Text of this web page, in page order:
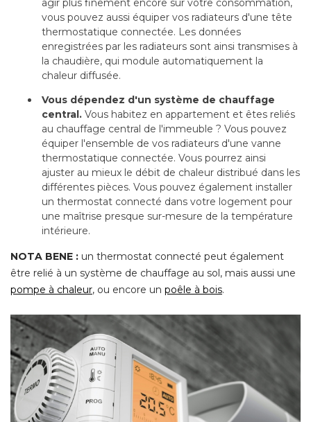
agir plus finement encore sur votre consommation,
vous pouvez aussi équiper vos radiateurs d'une tête
thermostatique connectée. Les données
enregistrées par les radiateurs sont ainsi transmises à
la chaudière, qui module automatiquement la
chaleur diffusée.
Vous dépendez d'un système de chauffage
central. Vous habitez en appartement et êtes reliés
au chauffage central de l'immeuble ? Vous pouvez
équiper l'ensemble de vos radiateurs d'une vanne
thermostatique connectée. Vous pourrez ainsi
ajuster au mieux le débit de chaleur distribué dans les
différentes pièces. Vous pouvez également installer
un thermostat connecté dans votre logement pour
une maîtrise presque sur-mesure de la température
intérieure.
NOTA BENE : un thermostat connecté peut également
être relié à un système de chauffage au sol, mais aussi une
pompe à chaleur, ou encore un poêle à bois.